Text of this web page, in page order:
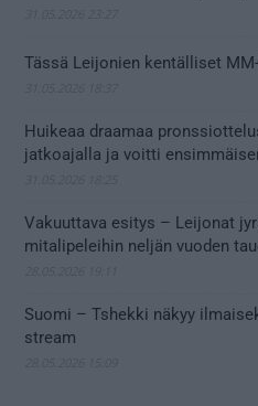
Tässä Leijonien kentälliset
Huikeaa draamaa
jatkoajalla ja voitti
Vakuuttava esitys – Leijonat
mitalipeleihin neljän vuoden
Suomi – Tshekki näkyy
stream